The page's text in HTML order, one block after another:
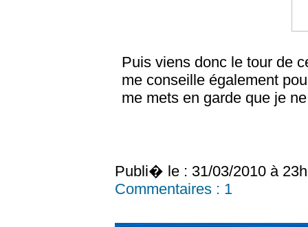
Puis viens donc le tour de
me conseille également
me mets en garde que je
Publi� le : 31/03/2010 à
Commentaires : 1